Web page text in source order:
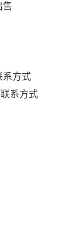
售
系方式
系方式